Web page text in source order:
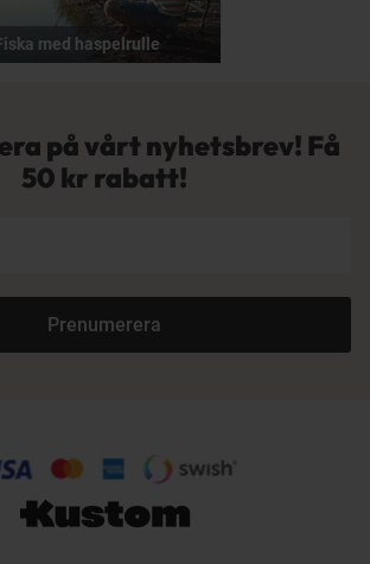
med haspelrulle
på vårt nyhetsbrev! Få
50 kr rabatt!
Prenumerera